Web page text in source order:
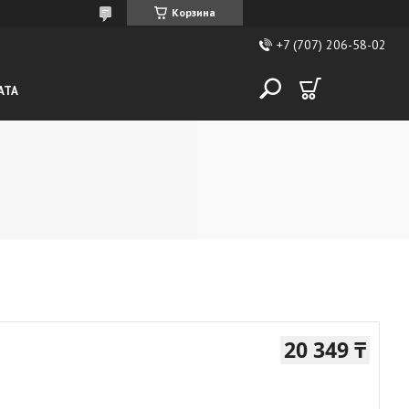
Корзина
+7 (707) 206-58-02
20 349 ₸